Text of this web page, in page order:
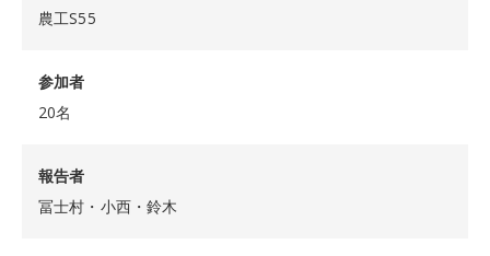
農工S55
参加者
20名
報告者
冨士村・小西・鈴木